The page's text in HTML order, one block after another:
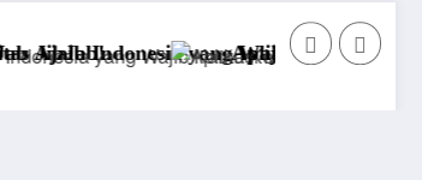
Kamu Ketahui di Tahun 2025
Mirip JibJab Terbaik untuk